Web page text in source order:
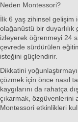
Neden Montessori?
İlk 6 yaş zihinsel gelişim
olağanüstü bir
izleyerek öğrenmeyi 24
çevrede sürdürülen
isteğini güçlendirir.
Dikkatini
çözmek için önce nasıl
kaygılarını da rahatça
çıkarmak, özgüvenlerini
Montessori etkinlikleri